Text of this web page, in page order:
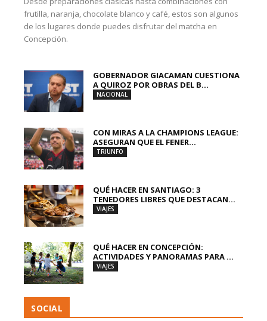
frutilla, naranja, chocolate blanco y café, estos son algunos
de los lugares donde puedes disfrutar del matcha en
Concepción.
GOBERNADOR GIACAMAN CUESTIONA
A QUIROZ POR OBRAS DEL B...
NACIONAL
CON MIRAS A LA CHAMPIONS LEAGUE:
ASEGURAN QUE EL FENER...
TRIUNFO
QUÉ HACER EN SANTIAGO: 3
TENEDORES LIBRES QUE DESTACAN...
VIAJES
QUÉ HACER EN CONCEPCIÓN:
ACTIVIDADES Y PANORAMAS PARA ...
VIAJES
SOCIAL